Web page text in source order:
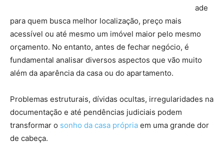
ade
para quem busca melhor localização, preço mais
acessível ou até mesmo um imóvel maior pelo mesmo
orçamento. No entanto, antes de fechar negócio, é
fundamental analisar diversos aspectos que vão muito
além da aparência da casa ou do apartamento.
Problemas estruturais, dívidas ocultas, irregularidades na
documentação e até pendências judiciais podem
transformar o sonho da casa própria em uma grande dor
de cabeça.